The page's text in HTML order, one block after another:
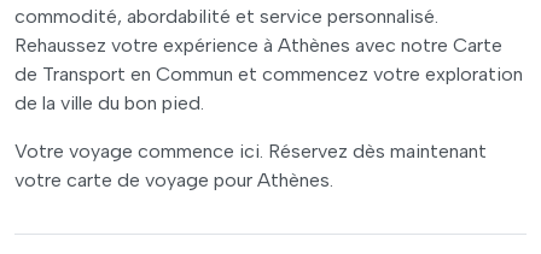
commodité, abordabilité et service personnalisé.
Rehaussez votre expérience à Athènes avec notre Carte
de Transport en Commun et commencez votre exploration
de la ville du bon pied.
Votre voyage commence ici. Réservez dès maintenant
votre carte de voyage pour Athènes.